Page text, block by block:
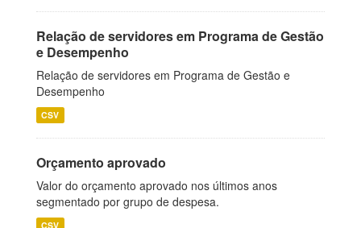
Relação de servidores em Programa de Gestão
e Desempenho
Relação de servidores em Programa de Gestão e
Desempenho
CSV
Orçamento aprovado
Valor do orçamento aprovado nos últimos anos
segmentado por grupo de despesa.
CSV